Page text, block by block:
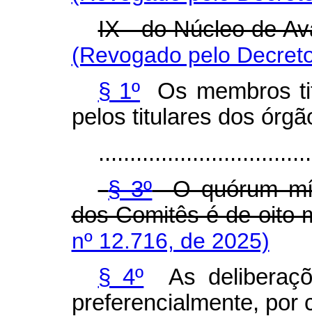
IX - do Núcleo de
(Revogado pelo
§ 1º Os membros
pelos titulares dos
§ 3ºO quórum
dos Comitês é de oito
nº 12.716, de 2025)
§ 4º As
preferencialmente, por